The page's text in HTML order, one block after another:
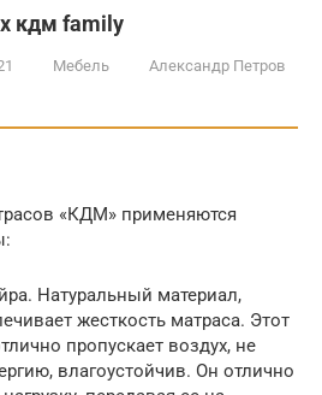
кдм family
Мебель Александр Петров
«КДМ» применяются
Натуральный материал,
жесткость матраса. Этот
пропускает воздух, не
влагоустойчив. Он отлично